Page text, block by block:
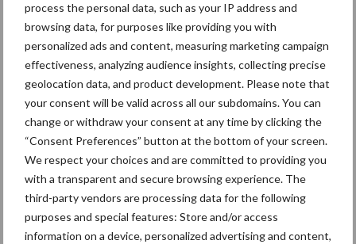
process the personal data, such as your IP address and
browsing data, for purposes like providing you with
personalized ads and content, measuring marketing campaign
effectiveness, analyzing audience insights, collecting precise
geolocation data, and product development. Please note that
your consent will be valid across all our subdomains. You can
change or withdraw your consent at any time by clicking the
“Consent Preferences” button at the bottom of your screen.
We respect your choices and are committed to providing you
with a transparent and secure browsing experience. The
third-party vendors are processing data for the following
purposes and special features: Store and/or access
information on a device, personalized advertising and content,
zelfs in terreinen met een zeer golvend contour een volledige
oppervlaktebewerking mogelijk is. De segmenten, die worden
voorgespannen via hydraulische accumulatoren, werken
gelijkmatig en zijn actief op druk gebracht om op harde grond
betrouwbaar te werken.
Optimale naverdichting
Er zijn in totaal vijf verschillende walsen beschikbaar voor
naverdichting in verschillende omstandigheden. Naast de
eenvoudige walsen zoals de SW 600 staafwals, KWM 600 en
KWM 650 V-ringwals met matrixbandprofiel en de DW 600